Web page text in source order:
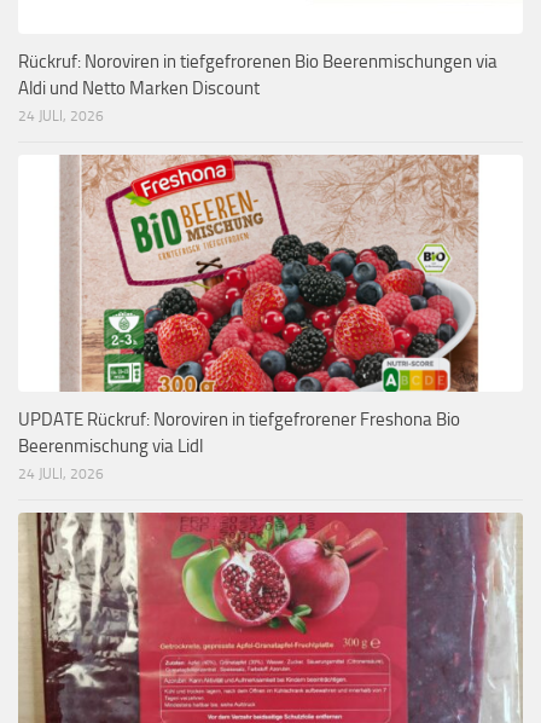
Rückruf: Noroviren in tiefgefrorenen Bio Beerenmischungen via
Aldi und Netto Marken Discount
24 JULI, 2026
UPDATE Rückruf: Noroviren in tiefgefrorener Freshona Bio
Beerenmischung via Lidl
24 JULI, 2026